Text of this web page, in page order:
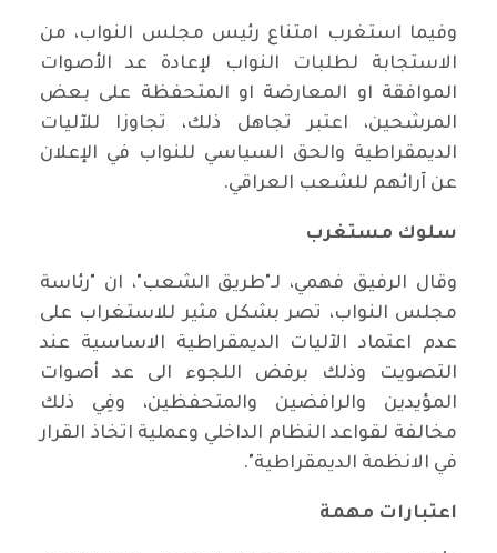
وفيما استغرب امتناع رئيس مجلس النواب، من
الاستجابة لطلبات النواب لإعادة عد الأصوات
الموافقة او المعارضة او المتحفظة على بعض
المرشحين، اعتبر تجاهل ذلك، تجاوزا للآليات
الديمقراطية والحق السياسي للنواب في الإعلان
عن آرائهم للشعب العراقي.
سلوك مستغرب
وقال الرفيق فهمي، لـ"طريق الشعب"، ان "رئاسة
مجلس النواب، تصر بشكل مثير للاستغراب على
عدم اعتماد الآليات الديمقراطية الاساسية عند
التصويت وذلك برفض اللجوء الى عد أصوات
المؤيدين والرافضين والمتحفظين، وفِي ذلك
مخالفة لقواعد النظام الداخلي وعملية اتخاذ القرار
في الانظمة الديمقراطية".
اعتبارات مهمة